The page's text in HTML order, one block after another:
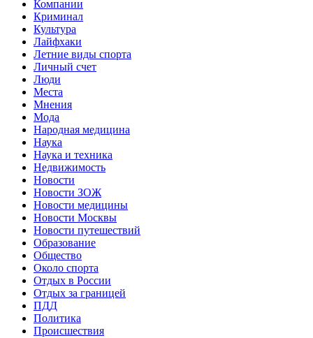
Компании
Криминал
Культура
Лайфхаки
Летние виды спорта
Личный счет
Люди
Места
Мнения
Мода
Народная медицина
Наука
Наука и техника
Недвижимость
Новости
Новости ЗОЖ
Новости медицины
Новости Москвы
Новости путешествий
Образование
Общество
Около спорта
Отдых в России
Отдых за границей
ПДД
Политика
Происшествия